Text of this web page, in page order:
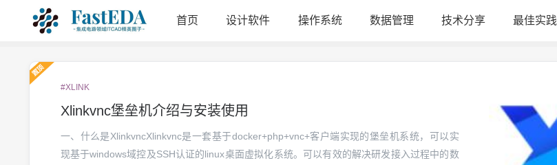
首页 设计软件 操作系统 数据管理 技术分享 最佳实践
#XLINK
Xlinkvnc堡垒机介绍与安装使用
一、什么是XlinkvncXlinkvnc是一套基于docker+php+vnc+客户端实现的堡垒机系统，可以实
现基于windows域控及SSH认证的linux桌面虚拟化系统。可以有效的解决研发接入过程中的数